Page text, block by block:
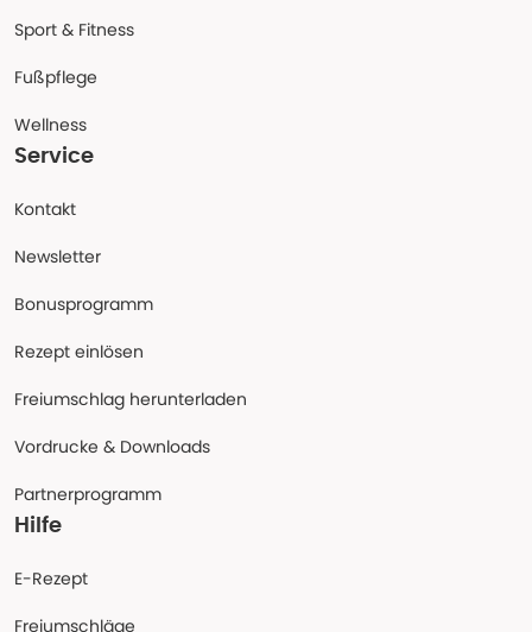
Sport & Fitness
Fußpflege
Wellness
Service
Kontakt
Newsletter
Bonusprogramm
Rezept einlösen
Freiumschlag herunterladen
Vordrucke & Downloads
Partnerprogramm
Hilfe
E-Rezept
Freiumschläge